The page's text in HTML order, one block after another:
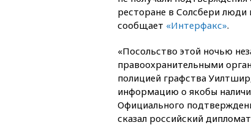
ресторане в Солсбери
сообщает «Интерфакс».
«Посольство этой ночью
правоохранительными
полицией графства
информацию о якобы
Официального
сказал российский